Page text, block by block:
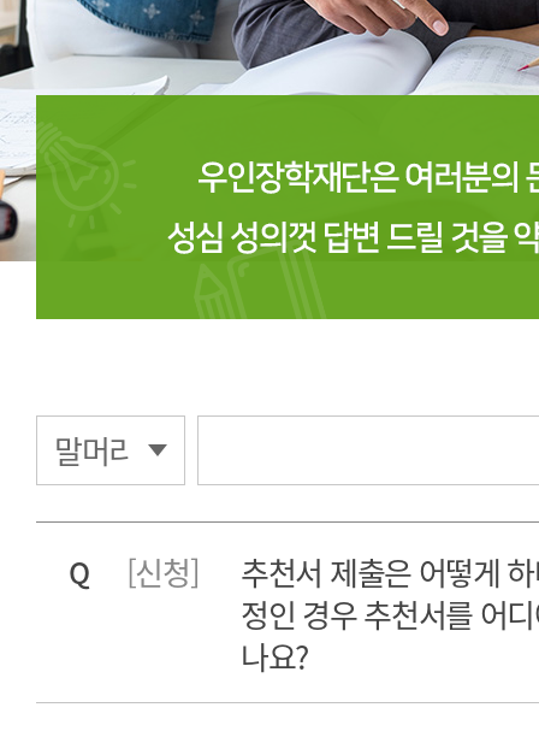
Q [신청]
추천서 제출은 어떻게
정인 경우 추천서를 어
나요?